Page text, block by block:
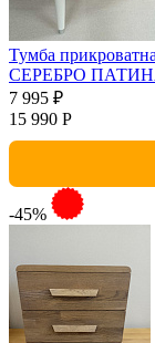
Тумба
СЕРЕБРО
7 995 ₽
15 990 Р
-45%